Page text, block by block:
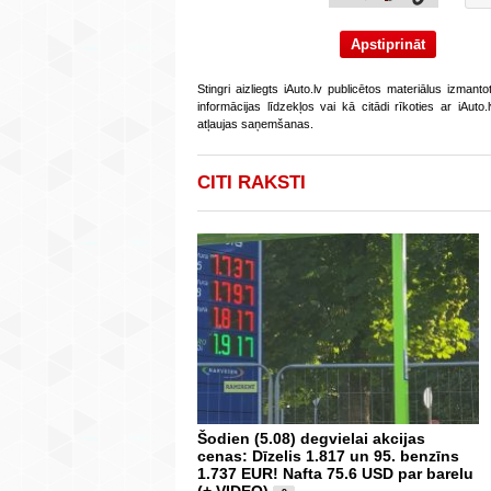
Stingri aizliegts iAuto.lv publicētos materiālus
informācijas līdzekļos vai kā citādi rīkoties ar
atļaujas saņemšanas.
CITI RAKSTI
Šodien (5.08) degvielai akcijas
cenas: Dīzelis 1.817 un 95. benzīns
1.737 EUR! Nafta 75.6 USD par barelu